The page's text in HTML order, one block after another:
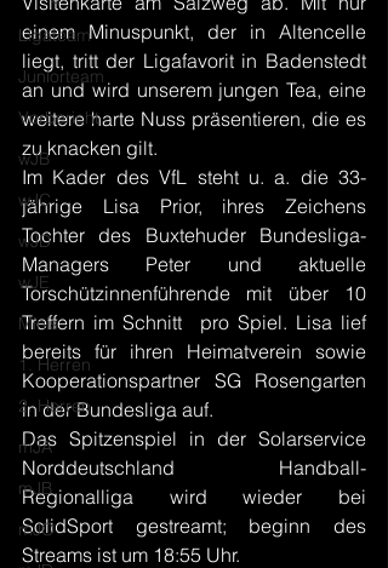
Ligateam
Juniorteam
Vorbericht
wJB
wJC
wJD
wJE
Minis
1. Herren
2. Herren
mJA
mJB
mJC
einem Minuspunkt, der in Altencelle
liegt, tritt der Ligafavorit in Badenstedt
an und wird unserem jungen Tea, eine
weitere harte Nuss präsentieren, die es
zu knacken gilt.
Im Kader des VfL steht u. a. die 33-
jährige Lisa Prior, ihres Zeichens
Tochter des Buxtehuder Bundesliga-
Managers Peter und aktuelle
Torschützinnenführende mit über 10
Treffern im Schnitt  pro Spiel. Lisa lief
bereits für ihren Heimatverein sowie
Kooperationspartner SG Rosengarten
in der Bundesliga auf.
Das Spitzenspiel in der Solarservice
Norddeutschland Handball-
Regionalliga wird wieder bei
SolidSport gestreamt; beginn des
Streams ist um 18:55 Uhr.